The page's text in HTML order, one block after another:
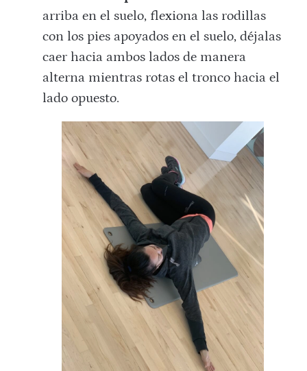
arriba en el suelo, flexiona las rodillas
con los pies apoyados en el suelo, déjalas
caer hacia ambos lados de manera
alterna mientras rotas el tronco hacia el
lado opuesto.